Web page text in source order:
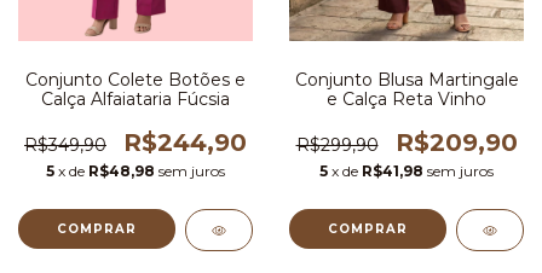
Conjunto Colete Botões e
Calça Alfaiataria Fúcsia
R$349,90 R$244,90
5 x de R$48,98 sem juros
COMPRAR
Conjunto Blusa Martingale
e Calça Reta Vinho
R$299,90 R$209,90
5 x de R$41,98 sem juros
COMPRAR